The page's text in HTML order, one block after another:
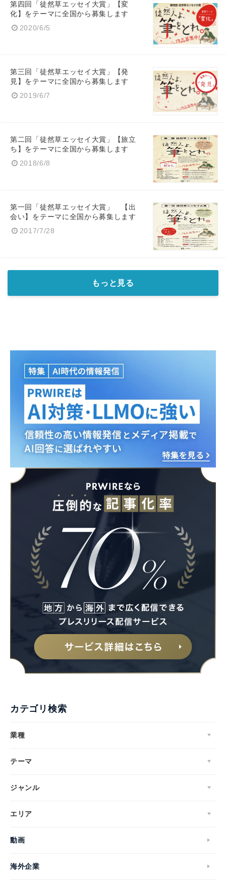
第四回「徒然草エッセイ大賞」【変
化】をテーマに全国から募集します
2020/6/5
第三回「徒然草エッセイ大賞」【発
見】をテーマに全国から募集します
2019/6/7
第二回「徒然草エッセイ大賞」【旅立
ち】をテーマに全国から募集します
2018/6/8
第一回「徒然草エッセイ大賞」 【出
会い】をテーマに全国から募集します
2017/7/28
もっと見る
カテゴリ検索
業種
テーマ
ジャンル
エリア
動画
海外企業